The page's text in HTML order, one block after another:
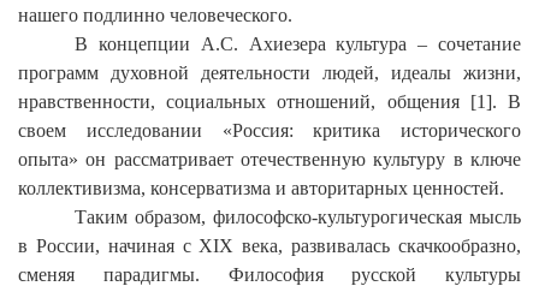
нашего подлинно человеческого.
В концепции А.С. Ахиезера культура – сочетание
программ духовной деятельности людей, идеалы жизни,
нравственности, социальных отношений, общения [1]. В
своем исследовании «Россия: критика исторического
опыта» он рассматривает отечественную культуру в ключе
коллективизма, консерватизма и авторитарных ценностей.
Таким образом, философско-культурогическая мысль
в России, начиная с XIX века, развивалась скачкообразно,
сменяя парадигмы. Философия русской культуры